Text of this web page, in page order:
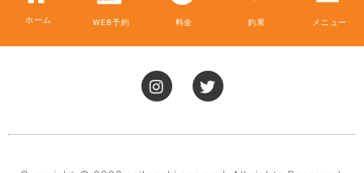
ホーム WEB予約 料金 釣果 メニュー
I
n
a
T
w
t